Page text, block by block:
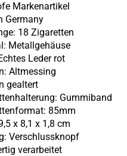
Markenartikel
Germany
18 Zigaretten
Metallgehäuse
Leder rot
Altmessing
gealtert
Gummiband
85mm
x 8,1 x 1,8 cm
Verschlussknopf
verarbeitet